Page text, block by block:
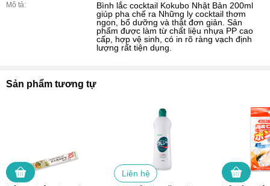
Mô tả:
Bình lắc cocktail Kokubo Nhật Bản 200ml
giúp pha chế ra Những ly cocktail thơm
ngon, bổ dưỡng và thật đơn giản. Sản
phẩm được làm từ chất liệu nhựa PP cao
cấp, hợp vệ sinh, có in rõ ràng vạch định
lượng rất tiện dụng.
Sản phẩm tương tự
Liên hệ